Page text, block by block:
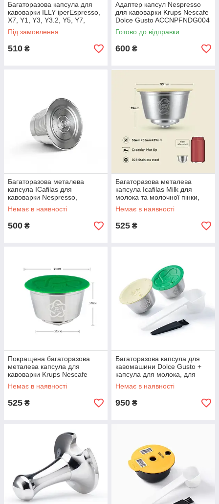
Багаторазова капсула для
кавоварки ILLY iperEspresso,
X7, Y1, Y3, Y3.2, Y5, Y7,
Icafilas CCAMILLY01
Під замовлення
510 ₴
Адаптер капсул Nespresso
для кавоварки Krups Nescafe
Dolce Gusto ACCNPFNDG004
Готово до відправки
600 ₴
Багаторазова металева
капсула ICafilas для
кавоварки Nespresso,
Delonghi, Inissia, Pixie,
Essenza
Немає в наявності
500 ₴
Багаторазова металева
капсула Icafilas Milk для
молока та молочної пінки,
призначена для кавомашин
Nescafe Dolce Gusto.
Немає в наявності
525 ₴
Покращена багаторазова
металева капсула для
кавоварки Krups Nescafe
Dolce Gusto Дольче густо
ICafilas CCGLEBDG04
Немає в наявності
525 ₴
Багаторазова капсула для
кавомашини Dolce Gusto +
капсула для молока, для
Капучіно, Лате
Немає в наявності
950 ₴